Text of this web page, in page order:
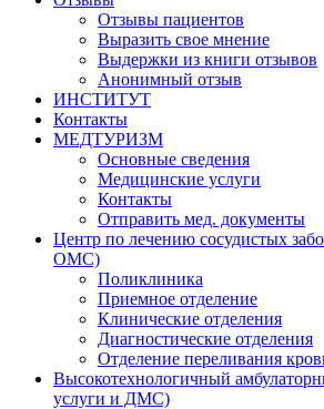
Отзывы пациентов
Выразить свое мнение
Выдержки из книги отзывов
Анонимный отзыв
ИНСТИТУТ
Контакты
МЕДТУРИЗМ
Основные сведения
Медицинские услуги
Контакты
Отправить мед. документы
Центр по лечению сосудистых
ОМС)
Поликлиника
Приемное отделение
Клинические отделения
Диагностические отделения
Отделение переливания
Высокотехнологичный
услуги и ДМС)